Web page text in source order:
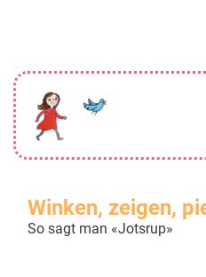
Winken, zeigen,
So sagt man «Jotsrup»